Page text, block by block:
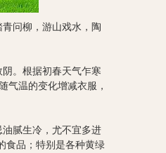
问柳，游山戏水，陶
。根据初春天气乍寒
气温的变化增减衣服，
腻生冷，尤不宜多进
食品；特别是各种黄绿